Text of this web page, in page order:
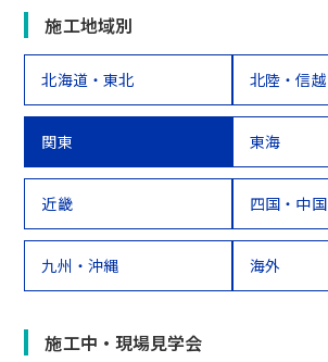
施工地域別
北海道・東北 北陸・信越
関東 東海
近畿 四国・中国
九州・沖縄 海外
施工中・現場見学会